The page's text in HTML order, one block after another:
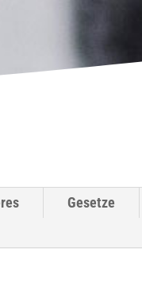
Gesetze